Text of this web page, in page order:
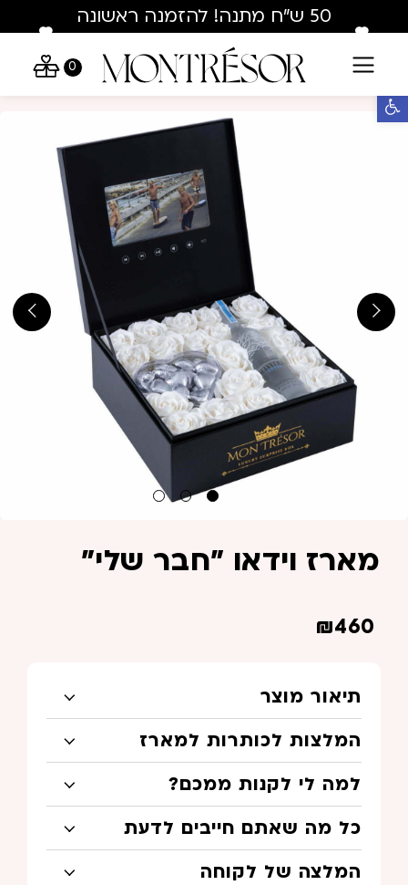
פתח סרגל נגישות
Skip to Content
Contact Us 50 ש"ח מתנה! להזמנה ראשונה
בלבד : hey50
0
מארז וידאו "חבר שלי"
₪460
תיאור מוצר
המלצות לכותרות למארז
למה לי לקנות ממכם?
כל מה שאתם חייבים לדעת
המלצה של לקוחה